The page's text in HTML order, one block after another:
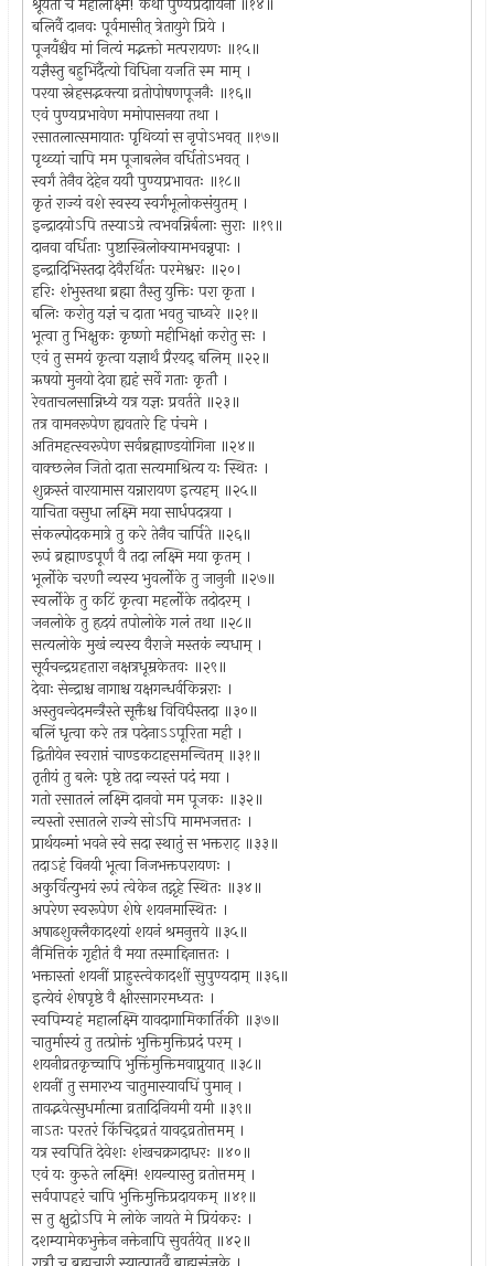
बलिर्वै दानवः पूर्वमासीत् त्रेतायुगे प्रिये ।
पूजयँश्चैव मां नित्यं मद्भक्तो मत्परायणः ॥१५॥
यज्ञैस्तु बहुभिर्दैत्यो विधिना यजति स्म माम् ।
परया स्नेहसद्भक्त्या व्रतोपोषणपूजनैः ॥१६॥
एवं पुण्यप्रभावेण ममोपासनया तथा ।
रसातलात्समायातः पृथिव्यां स नृपोऽभवत् ॥१७॥
पृथ्व्यां चापि मम पूजाबलेन वर्धितोऽभवत् ।
स्वर्गं तेनैव देहेन ययौ पुण्यप्रभावतः ॥१८॥
कृतं राज्यं वशे स्वस्य स्वर्गभूलोकसंयुतम् ।
इन्द्रादयोऽपि तस्याऽग्रे त्वभवन्निर्बलाः सुराः ॥१९॥
दानवा वर्धिताः पुष्टास्त्रिलोक्यामभवन्नृपाः ।
इन्द्रादिभिस्तदा देवैरर्थितः परमेश्वरः ॥२०।
हरिः शंभुस्तथा ब्रह्मा तैस्तु युक्तिः परा कृता ।
बलिः करोतु यज्ञं च दाता भवतु चाध्वरे ॥२१॥
भूत्वा तु भिक्षुकः कृष्णो महीभिक्षां करोतु सः ।
एवं तु समयं कृत्वा यज्ञार्थं प्रैरयद् बलिम् ॥२२॥
ऋषयो मुनयो देवा ह्यहं सर्वे गताः कृतौ ।
रेवताचलसान्निध्ये यत्र यज्ञः प्रवर्तते ॥२३॥
तत्र वामनरूपेण ह्यवतारे हि पंचमे ।
अतिमहत्स्वरूपेण सर्वब्रह्माण्डयोगिना ॥२४॥
वाक्छलेन जितो दाता सत्यमाश्रित्य यः स्थितः ।
शुक्रस्तं वारयामास यन्नारायण इत्यहम् ॥२५॥
याचिता वसुधा लक्ष्मि मया सार्धपदत्रया ।
संकल्पोदकमात्रे तु करे तेनैव चार्पिते ॥२६॥
रूपं ब्रह्माण्डपूर्णं वै तदा लक्ष्मि मया कृतम् ।
भूर्लोके चरणौ न्यस्य भुवर्लोके तु जानुनी ॥२७॥
स्वर्लोके तु कटिं कृत्वा महर्लोके तदोदरम् ।
जनलोके तु हृदयं तपोलोके गलं तथा ॥२८॥
सत्यलोके मुखं न्यस्य वैराजे मस्तकं न्यधाम् ।
सूर्यचन्द्रग्रहतारा नक्षत्रधूम्रकेतवः ॥२९॥
देवाः सेन्द्राश्च नागाश्च यक्षगन्धर्वकिन्नराः ।
अस्तुवन्वेदमन्त्रैस्ते सूक्तैश्च विविधैस्तदा ॥३०॥
बलिं धृत्वा करे तत्र पदेनाऽऽपूरिता मही ।
द्वितीयेन स्वराप्तं चाण्डकटाहसमन्वितम् ॥३१॥
तृतीयं तु बलेः पृष्ठे तदा न्यस्तं पदं मया ।
गतो रसातलं लक्ष्मि दानवो मम पूजकः ॥३२॥
न्यस्तो रसातले राज्ये सोऽपि मामभजत्ततः ।
प्रार्थयन्मां भवने स्वे सदा स्थातुं स भक्तराट् ॥३३॥
तदाऽहं विनयी भूत्वा निजभक्तपरायणः ।
अकुर्वित्युभयं रूपं त्वेकेन तद्गृहे स्थितः ॥३४॥
अपरेण स्वरूपेण शेषे शयनमास्थितः ।
अषाढशुक्लैकादश्यां शयनं श्रमनुत्तये ॥३५॥
नैमित्तिकं गृहीतं वै मया तस्माद्दिनात्ततः ।
भक्तास्तां शयनीं प्राहुस्त्वेकादशीं सुपुण्यदाम् ॥३६॥
इत्येवं शेषपृष्ठे वै क्षीरसागरमध्यतः ।
स्वपिम्यहं महालक्ष्मि यावदागामिकार्तिकी ॥३७॥
चातुर्मास्यं तु तत्प्रोक्तं भुक्तिमुक्तिप्रदं परम् ।
शयनीव्रतकृच्चापि भुक्तिंमुक्तिमवाप्नुयात् ॥३८॥
शयनीं तु समारभ्य चातुमास्यावधिं पुमान् ।
तावद्भवेत्सुधर्मात्मा व्रतादिनियमी यमी ॥३९॥
नाऽतः परतरं किंचिद्व्रतं यावद्व्रतोत्तमम् ।
यत्र स्वपिति देवेशः शंखचक्रगदाधरः ॥४०॥
एवं यः कुरुते लक्ष्मि! शयन्यास्तु व्रतोत्तमम् ।
सर्वपापहरं चापि भुक्तिमुक्तिप्रदायकम् ॥४१॥
स तु क्षुद्रोऽपि मे लोके जायते मे प्रियंकरः ।
दशम्यामेकभुक्तेन नक्तेनापि सुवर्तयेत् ॥४२॥